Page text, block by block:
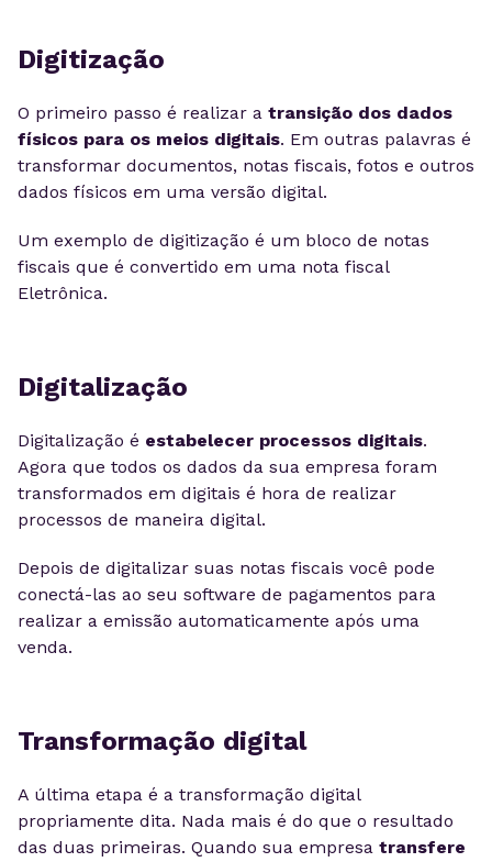
Digitização
O primeiro passo é realizar a transição dos dados
físicos para os meios digitais. Em outras palavras é
transformar documentos, notas fiscais, fotos e outros
dados físicos em uma versão digital.
Um exemplo de digitização é um bloco de notas
fiscais que é convertido em uma nota fiscal
Eletrônica.
Digitalização
Digitalização é estabelecer processos digitais.
Agora que todos os dados da sua empresa foram
transformados em digitais é hora de realizar
processos de maneira digital.
Depois de digitalizar suas notas fiscais você pode
conectá-las ao seu software de pagamentos para
realizar a emissão automaticamente após uma
venda.
Transformação digital
A última etapa é a transformação digital
propriamente dita. Nada mais é do que o resultado
das duas primeiras. Quando sua empresa transfere